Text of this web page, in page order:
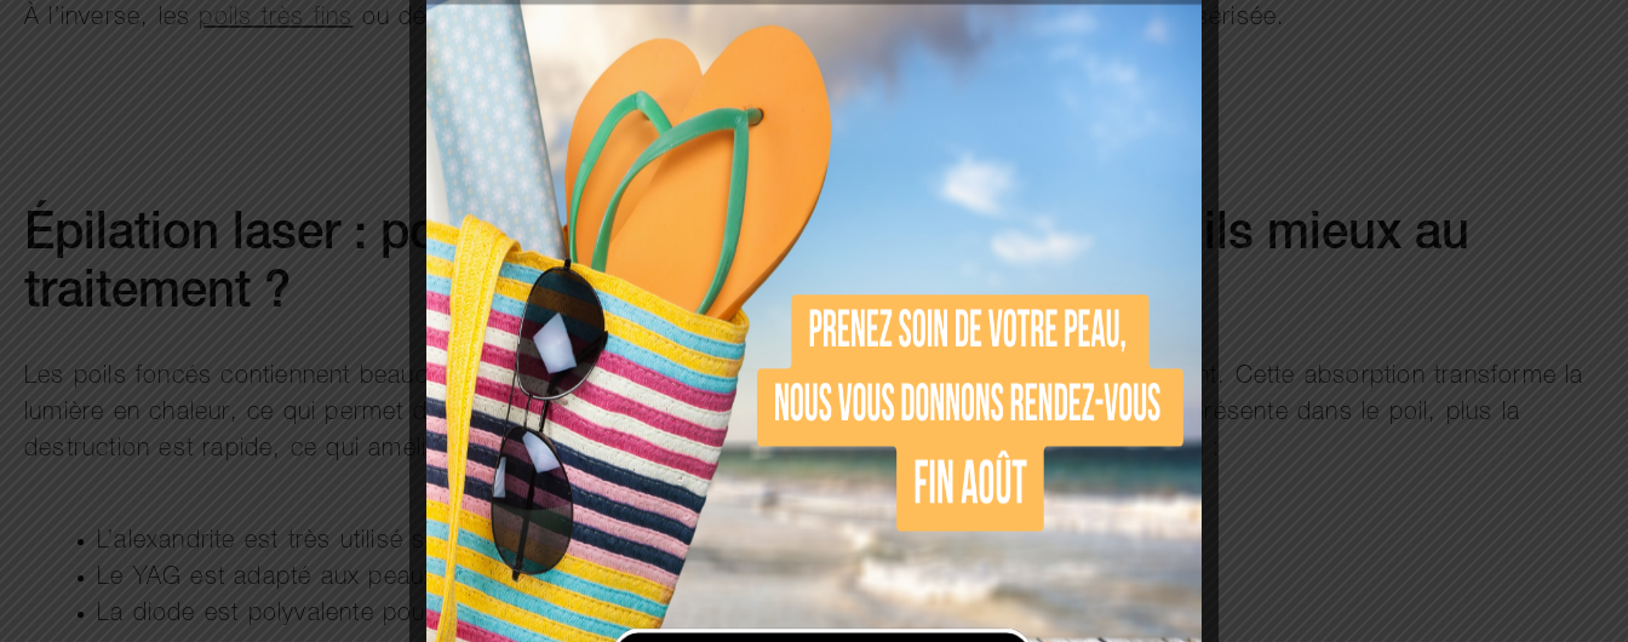
À l’inverse, les poils très finsou dépigmentés répondent moins bien car ils absorbent peu la lumière lasérisée.
Épilation laser : pourquoi les poils foncés répondent-ils mieux au
traitement ?
Les poils foncés contiennent beaucoup de mélanine, ce qui permet au laser d’être absorbé efficacement. Cette absorption transforme la
lumière en chaleur, ce qui permet de détruire le follicule pileux de manière ciblée. Plus la mélanine est présente dans le poil, plus la
destruction est rapide, ce qui améliore les résultats sur plusieurs séances. C’est la raison pour laquelle :
L’alexandrite est très utilisé sur peau claire
Le YAG est adapté aux peaux plus foncées
La diode est polyvalente pour plusieurs types de poils